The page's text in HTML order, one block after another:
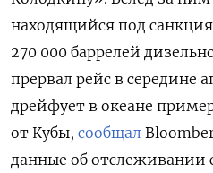
находящийся под
270 000 баррелей
прервал рейс в середине
дрейфует в океане
от Кубы, сообщал
данные об отслеживании